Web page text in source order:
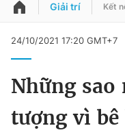
QUẢNG CÁO
Chuyên mục
Đổi mật khẩu
Tin đã lưu
Giải trí Kết
24/10/2021 17:20 GMT+7
Những
tượng vì